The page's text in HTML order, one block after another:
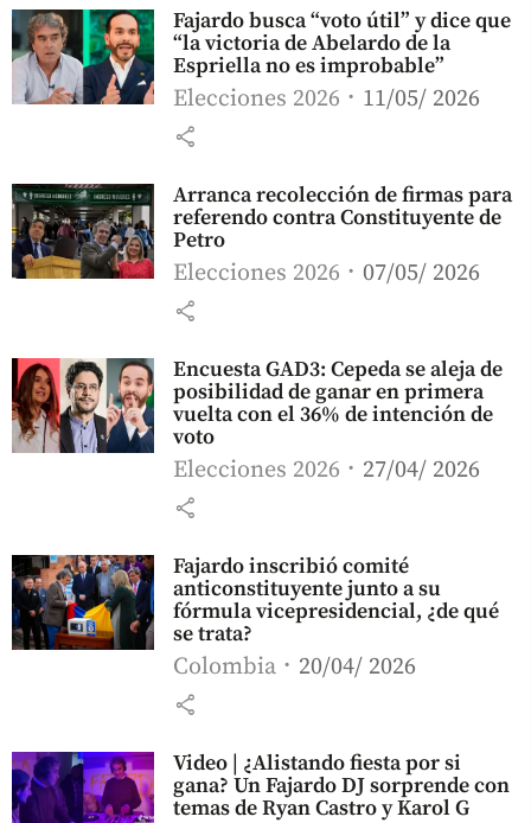
Fajardo busca “voto útil” y dice que
“la victoria de Abelardo de la
Espriella no es improbable”
Elecciones 2026 11/05/ 2026
share
Arranca recolección de firmas para
referendo contra Constituyente de
Petro
Elecciones 2026 07/05/ 2026
share
Encuesta GAD3: Cepeda se aleja de
posibilidad de ganar en primera
vuelta con el 36% de intención de
voto
Elecciones 2026 27/04/ 2026
share
Fajardo inscribió comité
anticonstituyente junto a su
fórmula vicepresidencial, ¿de qué
se trata?
Colombia 20/04/ 2026
share
Video | ¿Alistando fiesta por si
gana? Un Fajardo DJ sorprende con
temas de Ryan Castro y Karol G